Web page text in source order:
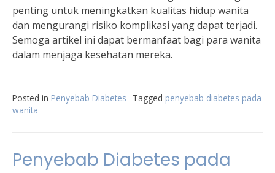
penting untuk meningkatkan kualitas hidup wanita
dan mengurangi risiko komplikasi yang dapat terjadi.
Semoga artikel ini dapat bermanfaat bagi para wanita
dalam menjaga kesehatan mereka.
Posted in Penyebab Diabetes Tagged penyebab diabetes pada
wanita
Penyebab Diabetes pada